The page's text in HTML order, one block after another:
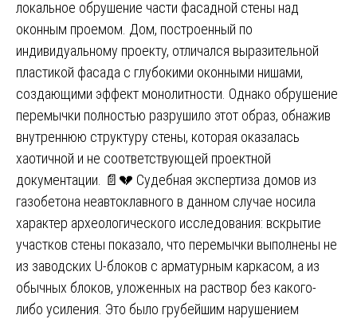
локальное обрушение части фасадной стены над
оконным проемом. Дом, построенный по
индивидуальному проекту, отличался выразительной
пластикой фасада с глубокими оконными нишами,
создающими эффект монолитности. Однако обрушение
перемычки полностью разрушило этот образ, обнажив
внутреннюю структуру стены, которая оказалась
хаотичной и не соответствующей проектной
документации. 📄💔 Судебная экспертиза домов из
газобетона неавтоклавного в данном случае носила
характер археологического исследования: вскрытие
участков стены показало, что перемычки выполнены не
из заводских U-блоков с арматурным каркасом, а из
обычных блоков, уложенных на раствор без какого-
либо усиления. Это было грубейшим нарушением